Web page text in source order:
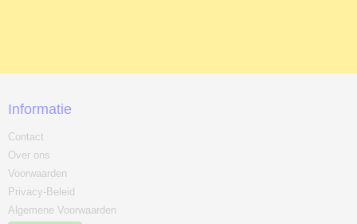
Informatie
Contact
Over ons
Voorwaarden
Privacy-Beleid
Algemene Voorwaarden